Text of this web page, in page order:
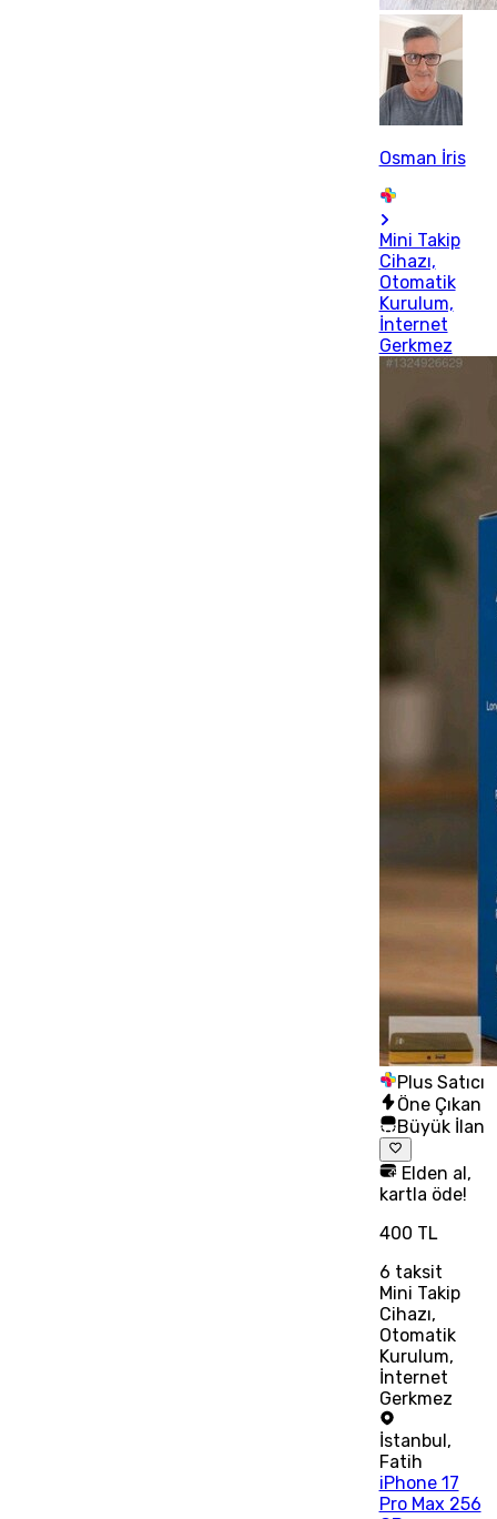
Osman İris
Mini Takip
Cihazı,
Otomatik
Kurulum,
İnternet
Gerkmez
Plus Satıcı
Öne Çıkan
Büyük İlan
Elden al,
kartla öde!
400 TL
6 taksit
Mini Takip
Cihazı,
Otomatik
Kurulum,
İnternet
Gerkmez
İstanbul ,
Fatih
iPhone 17
Pro Max 256